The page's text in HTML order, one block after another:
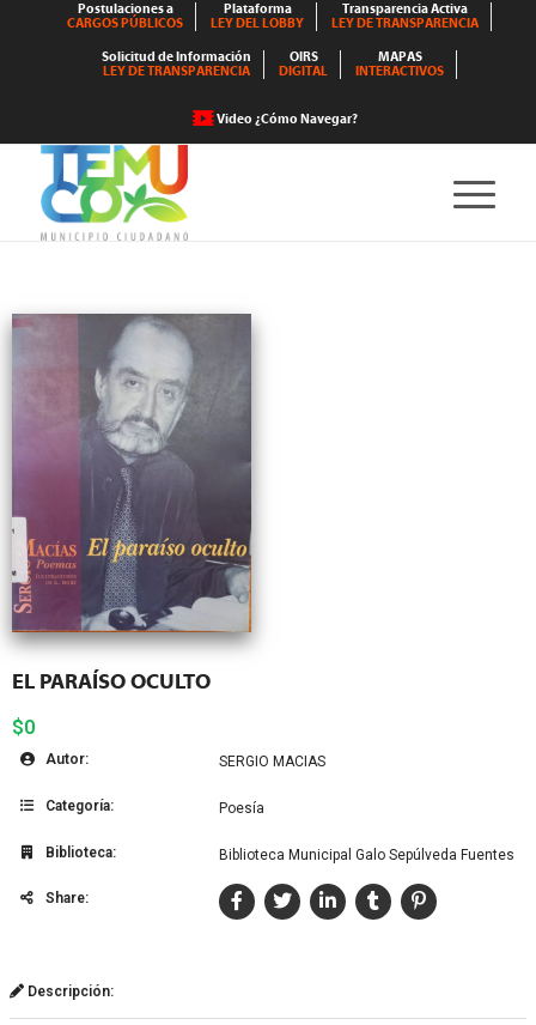
Postulaciones a
CARGOS PÚBLICOS
Plataforma
LEY DEL LOBBY
Transparencia Activa
LEY DE TRANSPARENCIA
Solicitud de Información
LEY DE TRANSPARENCIA
OIRS
DIGITAL
MAPAS
INTERACTIVOS
Video ¿Cómo Navegar?
EL PARAÍSO OCULTO
$0
Autor: SERGIO MACIAS
Categoría: Poesía
Biblioteca: Biblioteca Municipal Galo Sepúlveda Fuentes
Share:
Descripción: